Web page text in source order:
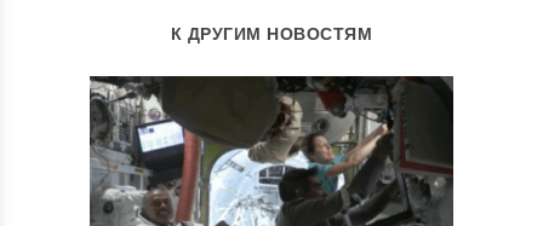
К ДРУГИМ НОВОСТЯМ